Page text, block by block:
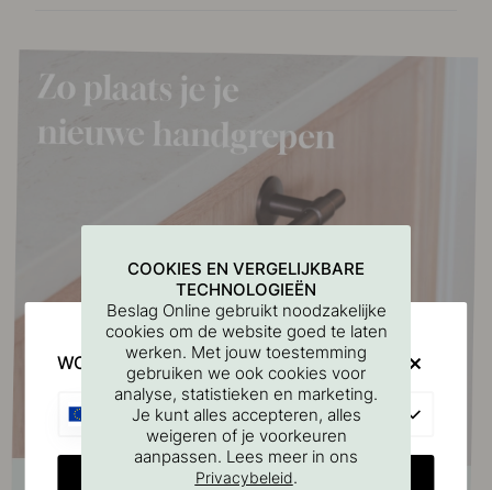
COOKIES EN VERGELIJKBARE
TECHNOLOGIEËN
Beslag Online gebruikt noodzakelijke
cookies om de website goed te laten
werken. Met jouw toestemming
gebruiken we ook cookies voor
analyse, statistieken en marketing.
Je kunt alles accepteren, alles
weigeren of je voorkeuren
aanpassen. Lees meer in ons
Privacybeleid.
WOULD YOU RATHER VISIT?
CHANGE COUNTRY